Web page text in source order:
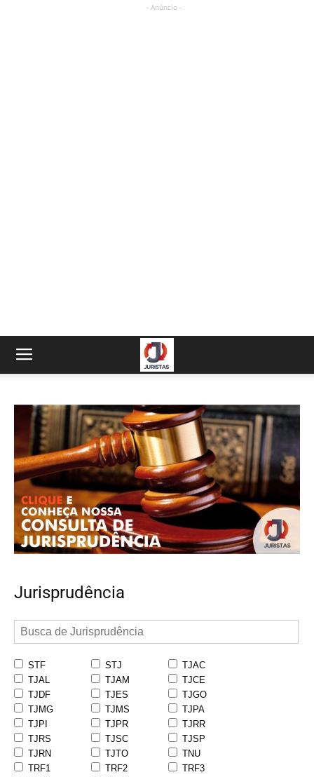
- Anúncio -
Jurisprudência
STF STJ
TJAC
TJAL
TJAM
TJCE
TJDF
TJES
TJGO
TJMG
TJMS
TJPA
TJPI
TJPR
TJRR
TJRS
TJSC
TJSP
TJRN
TJTO
TNU
TRF1
TRF2
TRF3